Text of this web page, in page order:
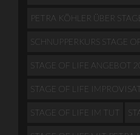
PETRA KÖHLER ÜBER
SCHNUPPERKURS STAGE
STAGE OF LIFE ANGEBOT
STAGE OF LIFE
STAGE OF LIFE IM TUT